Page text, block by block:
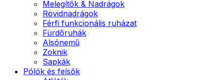
Melegítők & Nadrágok
Rövidnadrágok
Férfi funkcionális ruházat
Fürdőruhák
Alsónemű
Zoknik
Sapkák
Pólók és felsők